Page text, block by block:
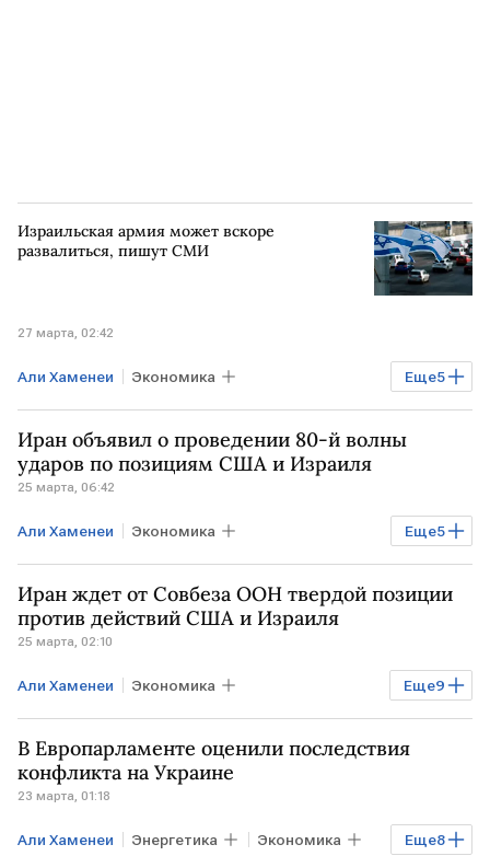
Израильская армия может вскоре
развалиться, пишут СМИ
27 марта, 02:42
Еще5
Али Хаменеи Экономика
Мировая экономика Общество
ИРАН США
Иран объявил о проведении 80-й волны
ударов по позициям США и Израиля
25 марта, 06:42
Еще5
Али Хаменеи Экономика
Мировая экономика Общество
ИРАН США ИЗРАИЛЬ
Иран ждет от Совбеза ООН твердой позиции
против действий США и Израиля
25 марта, 02:10
Еще9
Али Хаменеи Экономика
Мировая экономика США ИРАН
ИЗРАИЛЬ Аббас Аракчи
МИД ООН
В Европарламенте оценили последствия
конфликта на Украине
23 марта, 01:18
Еще8
Али Хаменеи Энергетика Экономика